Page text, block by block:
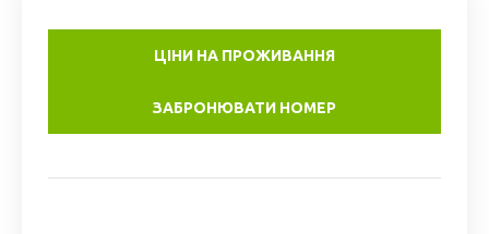
ЦІНИ НА ПРОЖИВАННЯ
ЗАБРОНЮВАТИ НОМЕР